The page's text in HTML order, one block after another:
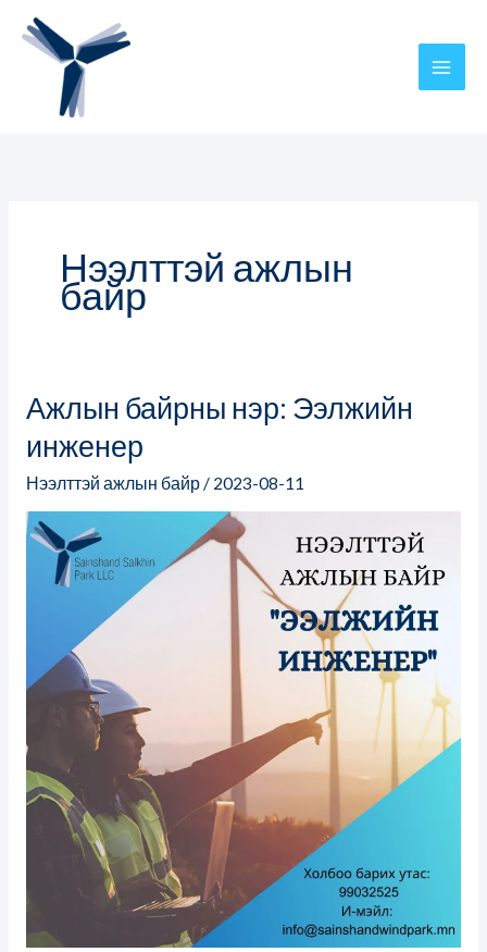
Нээлттэй ажлын
байр
Ажлын байрны нэр: Ээлжийн
инженер
Нээлттэй ажлын байр/ 2023-08-11
Ажлын
нэр:
Ээлжийн
инженер